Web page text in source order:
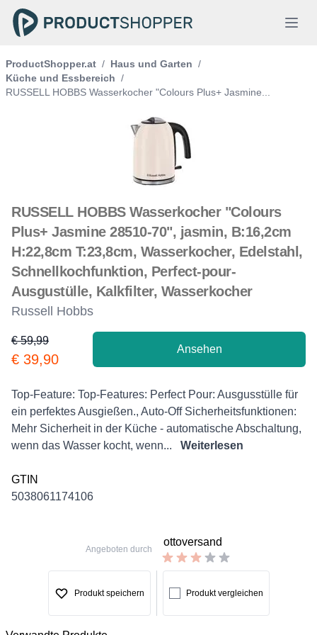
ProductShopper.at / Haus und Garten /
Küche und Essbereich /
RUSSELL HOBBS Wasserkocher "Colours Plus+ Jasmine...
RUSSELL HOBBS Wasserkocher "Colours
Plus+ Jasmine 28510-70", jasmin, B:16,2cm
H:22,8cm T:23,8cm, Wasserkocher, Edelstahl,
Schnellkochfunktion, Perfect-pour-
Ausgustülle, Kalkfilter, Wasserkocher
Russell Hobbs
Product information
€ 59,99
€ 39,90
Ansehen
Description
Top-Feature: Top-Features: Perfect Pour: Ausgusstülle für
ein perfektes Ausgießen., Auto-Off Sicherheitsfunktionen:
Mehr Sicherheit in der Küche - automatische Abschaltung,
wenn das Wasser kocht, wenn...
Weiterlesen
GTIN
5038061174106
Angeboten durch
ottoversand
Produkt speichern Produkt vergleichen